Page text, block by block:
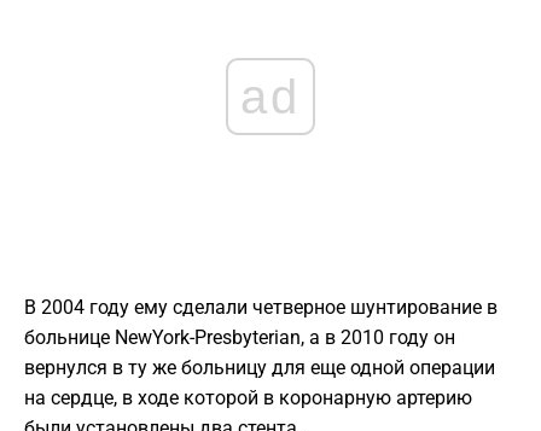
ad
В 2004 году ему сделали четверное шунтирование в
больнице NewYork-Presbyterian, а в 2010 году он
вернулся в ту же больницу для еще одной операции
на сердце, в ходе которой в коронарную артерию